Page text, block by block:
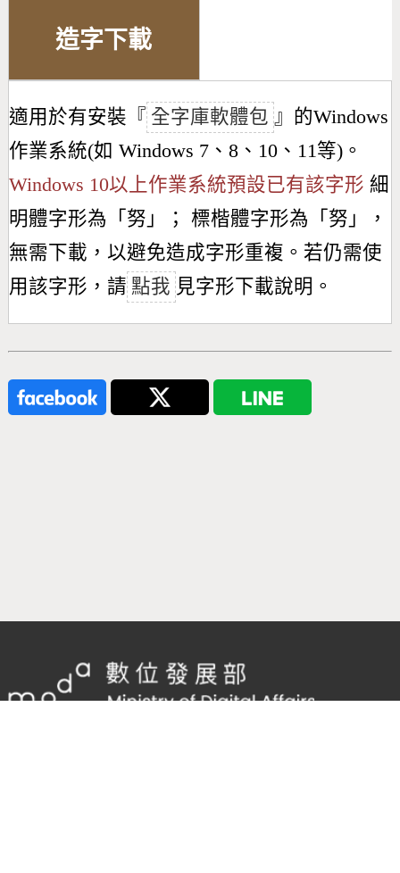
造字下載
適用於有安裝『 全字庫軟體包 』的Windows
作業系統(如 Windows 7、8、10、11等)。
Windows 10以上作業系統預設已有該字形 細
明體字形為「 努 」； 標楷體字形為「 努 」，
無需下載，以避免造成字形重複。若仍需使
用該字形，請 點我 見字形下載說明。